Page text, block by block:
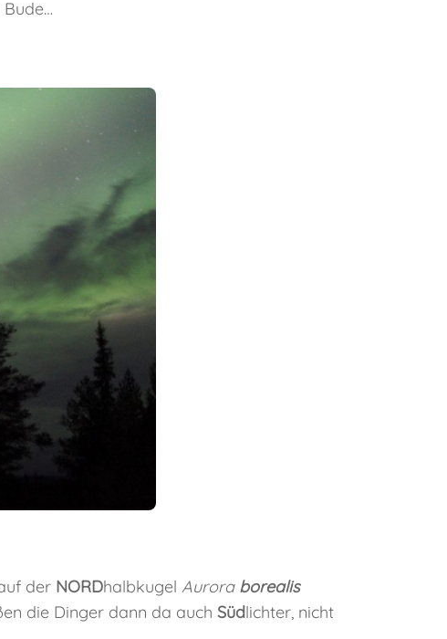
der NORDhalbkugel Aurora borealis
die Dinger dann da auch Südlichter, nicht